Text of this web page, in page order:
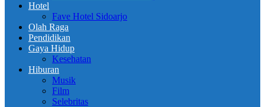
Hotel
Fave Hotel Sidoarjo
Olah Raga
Pendidikan
Gaya Hidup
Kesehatan
Hiburan
Musik
Film
Selebritas